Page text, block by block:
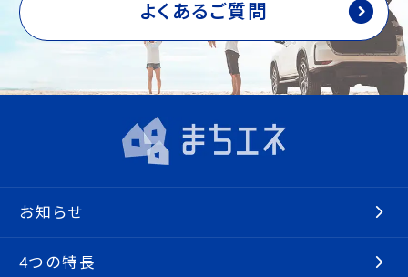
よくあるご質問
お知らせ
4つの特長